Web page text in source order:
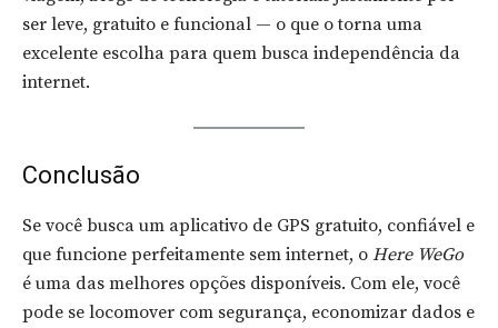
ser leve, gratuito e funcional — o que o torna uma
excelente escolha para quem busca independência da
internet.
Conclusão
Se você busca um aplicativo de GPS gratuito, confiável e
que funcione perfeitamente sem internet, o Here WeGo
é uma das melhores opções disponíveis. Com ele, você
pode se locomover com segurança, economizar dados e